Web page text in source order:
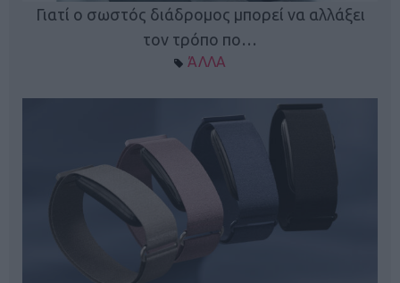
Γιατί ο σωστός διάδρομος μπορεί να αλλάξει
τον τρόπο πο…
ΆΛΛΑ